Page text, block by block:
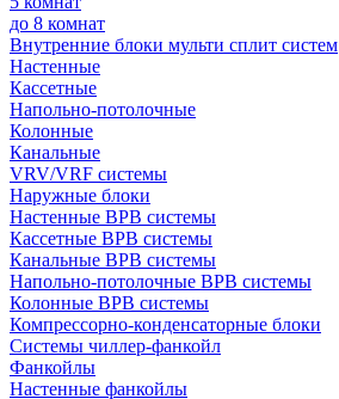
до 8 комнат
Внутренние блоки мульти сплит систем
Настенные
Кассетные
Напольно-потолочные
Колонные
Канальные
VRV/VRF системы
Наружные блоки
Настенные ВРВ системы
Кассетные ВРВ системы
Канальные ВРВ системы
Напольно-потолочные ВРВ системы
Колонные ВРВ системы
Компрессорно-конденсаторные блоки
Системы чиллер-фанкойл
Фанкойлы
Настенные фанкойлы